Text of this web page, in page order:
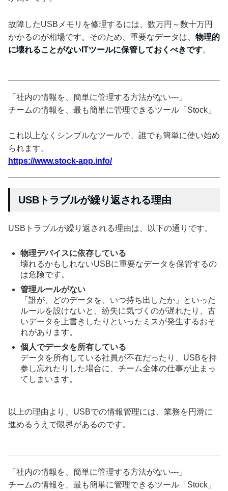
故障したUSBメモリを修理するには、数万円～数十万円
かかるのが相場です。そのため、重要なデータは、 物理的
に壊れることがないITツールに保管しておくべきです。
「社内の情報を、簡単に管理する方法がない---」
チームの情報を、最も簡単に管理できるツール「Stock」
これ以上なくシンプルなツールで、誰でも簡単に使い始め
られます。
https://www.stock-app.info/
USBトラブルが繰り返される理由
USBトラブルが繰り返される理由は、以下の通りです。
物理デバイスに依存している
壊れるかもしれないUSBに重要なデータを保管するの
は危険です。
管理ルールがない
「誰が、どのデータを、いつ持ち出したか」といった
ルールを設けないと、紛失に気づくのが遅れたり、古
いデータを上書きしたりといったミスが発生するおそ
れがあります。
個人でデータを所有している
データを所有している社員が不在だったり、USBを持
参し忘れたりした場合に、チーム全体の仕事が止まっ
てしまいます。
以上の理由より、USBでの情報管理には、業務を円滑に
進めるうえで限界があるのです。
「社内の情報を、簡単に管理する方法がない---」
チームの情報を、最も簡単に管理できるツール「Stock」